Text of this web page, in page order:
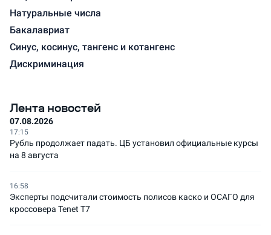
Натуральные числа
Бакалавриат
Синус, косинус, тангенс и котангенс
Дискриминация
Лента новостей
07.08.2026
17:15
Рубль продолжает падать. ЦБ установил официальные курсы
на 8 августа
16:58
Эксперты подсчитали стоимость полисов каско и ОСАГО для
кроссовера Tenet T7